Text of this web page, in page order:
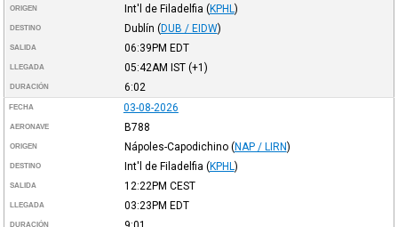
ORIGEN Int'l de Filadelfia (KPHL )
DESTINO Dublín (DUB / EIDW)
SALIDA 06:39PM EDT
LLEGADA 05:42AM IST(+1)
DURACIÓN 6:02
FECHA 03-08-2026
AERONAVE B788
ORIGEN Nápoles-Capodichino (NAP / LIRN)
DESTINO Int'l de Filadelfia (KPHL )
SALIDA 12:22PM CEST
LLEGADA 03:23PM EDT
DURACIÓN